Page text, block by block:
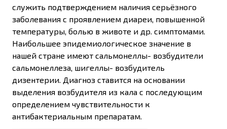
служить подтверждением наличия серьёзного
заболевания с проявлением диареи, повышенной
температуры, болью в животе и др. симптомами.
Наибольшее эпидемиологическое значение в
нашей стране имеют сальмонеллы- возбудители
сальмонеллеза, шигеллы- возбудитель
дизентерии. Диагноз ставится на основании
выделения возбудителя из кала с последующим
определением чувствительности к
антибактериальным препаратам.